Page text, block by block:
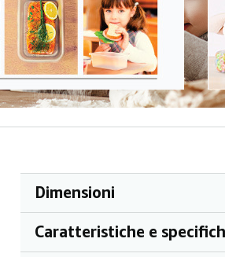
Dimensioni
Caratteristiche e